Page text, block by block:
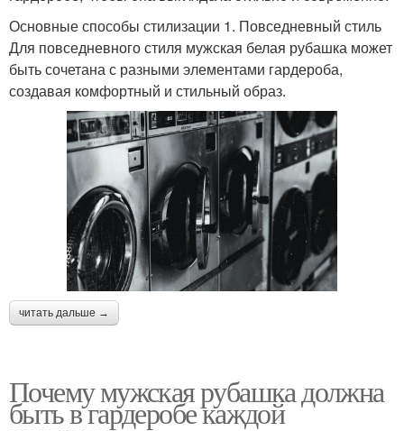
Основные способы стилизации 1. Повседневный стиль
Для повседневного стиля мужская белая рубашка может
быть сочетана с разными элементами гардероба,
создавая комфортный и стильный образ.
читать дальше →
Почему мужская рубашка должна
быть в гардеробе каждой